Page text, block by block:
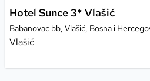
Hotel Sunce 3* Vlašić
Babanovac bb, Vlašić, Bosna i
Vlašić